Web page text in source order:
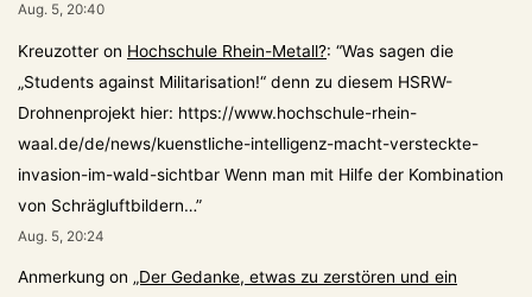
Aug. 5, 20:40
Kreuzotter on Hochschule Rhein-Metall?: “Was sagen die
„Students against Militarisation!“ denn zu diesem HSRW-
Drohnenprojekt hier: https://www.hochschule-rhein-
waal.de/de/news/kuenstliche-intelligenz-macht-versteckte-
invasion-im-wald-sichtbar Wenn man mit Hilfe der Kombination
von Schrägluftbildern…”
Aug. 5, 20:24
Anmerkung on „Der Gedanke, etwas zu zerstören und ein